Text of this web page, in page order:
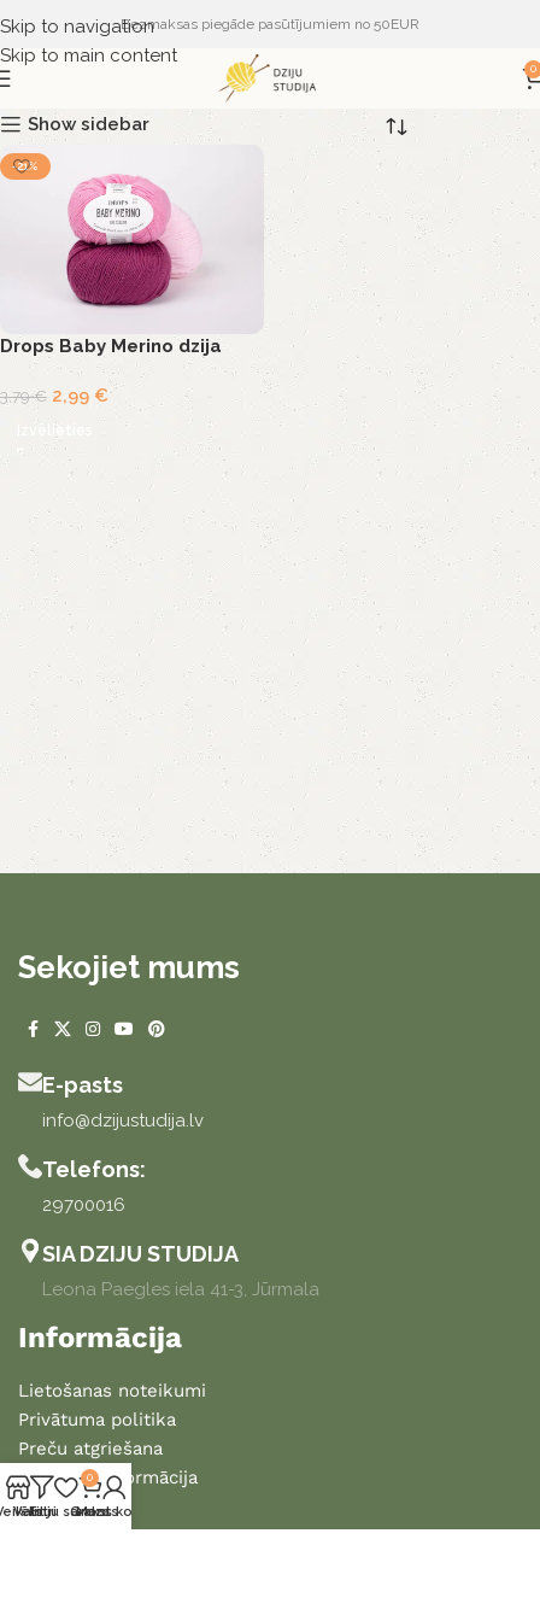
Skip to navigation
Skip to main content
Bezmaksas piegāde pasūtījumiem no 50EUR
0
Show sidebar
-21%
Drops Baby Merino dzija
3,79€ 2,99 €
Izvēlieties
Sekojiet mums
E-pasts
info@dzijustudija.lv
Telefons:
29700016
SIA DZIJU STUDIJA
Leona Paegles iela 41-3, Jūrmala
Informācija
Lietošanas noteikumi
Privātuma politika
Preču atgriešana
Piegādes informācija
Filtri
Vēlmju saraksts
0
Grozs
Mans konts